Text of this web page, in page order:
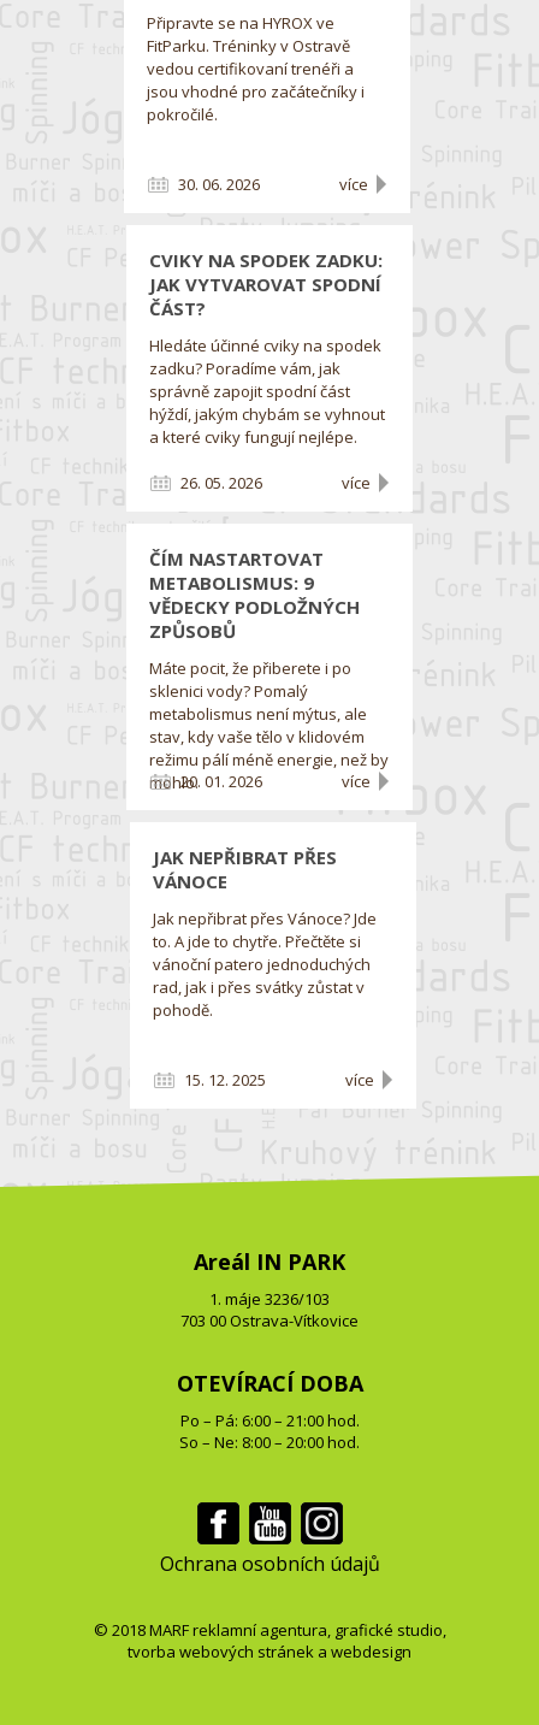
Připravte se na HYROX ve
FitParku. Tréninky v Ostravě
vedou certifikovaní trenéři a
jsou vhodné pro začátečníky i
pokročilé.
30. 06. 2026 více
CVIKY NA SPODEK ZADKU:
JAK VYTVAROVAT SPODNÍ
ČÁST?
Hledáte účinné cviky na spodek
zadku? Poradíme vám, jak
správně zapojit spodní část
hýždí, jakým chybám se vyhnout
a které cviky fungují nejlépe.
26. 05. 2026 více
ČÍM NASTARTOVAT
METABOLISMUS: 9
VĚDECKY PODLOŽNÝCH
ZPŮSOBŮ
Máte pocit, že přiberete i po
sklenici vody? Pomalý
metabolismus není mýtus, ale
stav, kdy vaše tělo v klidovém
režimu pálí méně energie, než by
mohlo.20. 01. 2026 více
JAK NEPŘIBRAT PŘES
VÁNOCE
Jak nepřibrat přes Vánoce? Jde
to. A jde to chytře. Přečtěte si
vánoční patero jednoduchých
rad, jak i přes svátky zůstat v
pohodě.
15. 12. 2025 více
Areál IN PARK
1. máje 3236/103
703 00 Ostrava-Vítkovice
OTEVÍRACÍ DOBA
Po – Pá: 6:00 – 21:00 hod.
So – Ne: 8:00 – 20:00 hod.
Ochrana osobních údajů
© 2018MARFreklamní agentura, grafické studio,
tvorba webových stránek a webdesign